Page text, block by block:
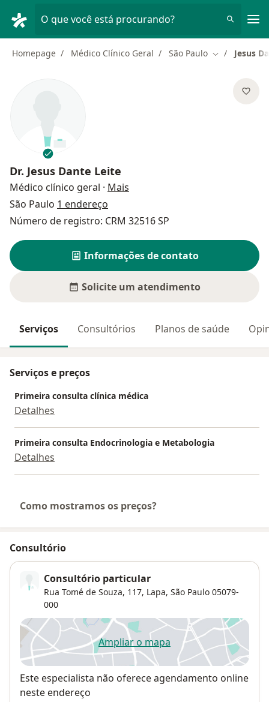
O que você está procurando?
Homepage Médico Clínico Geral São Paulo Mudar de
Jesus
Dr. Jesus Dante Leite
Médico clínico geral · Mais
São Paulo 1 endereço
Número de registro: CRM 32516 SP
Informações de contato
Solicite um atendimento
Serviços Consultórios Planos de saúde
Serviços e preços
Primeira consulta clínica médica
Detalhes
Primeira consulta Endocrinologia e Metabologia
Detalhes
Como mostramos os preços?
Consultório
Consultório particular
Rua Tomé de Souza, 117, Lapa, São Paulo 05079-
000
Ampliar o mapaabre num novo separador
Disponibilidade
Este especialista não oferece agendamento online
neste endereço